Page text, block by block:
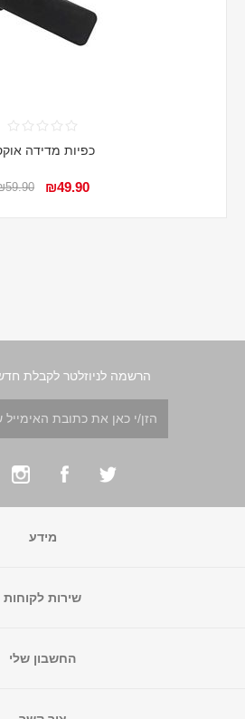
כפיות מדידה
₪49.90
הרשמה לניוזלטר לקבלת
מידע
שירות לקוחות
החשבון שלי